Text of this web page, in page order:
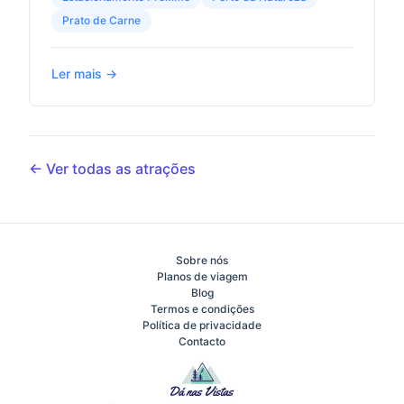
Prato de Carne
Ler mais →
← Ver todas as atrações
Sobre nós
Planos de viagem
Blog
Termos e condições
Política de privacidade
Contacto